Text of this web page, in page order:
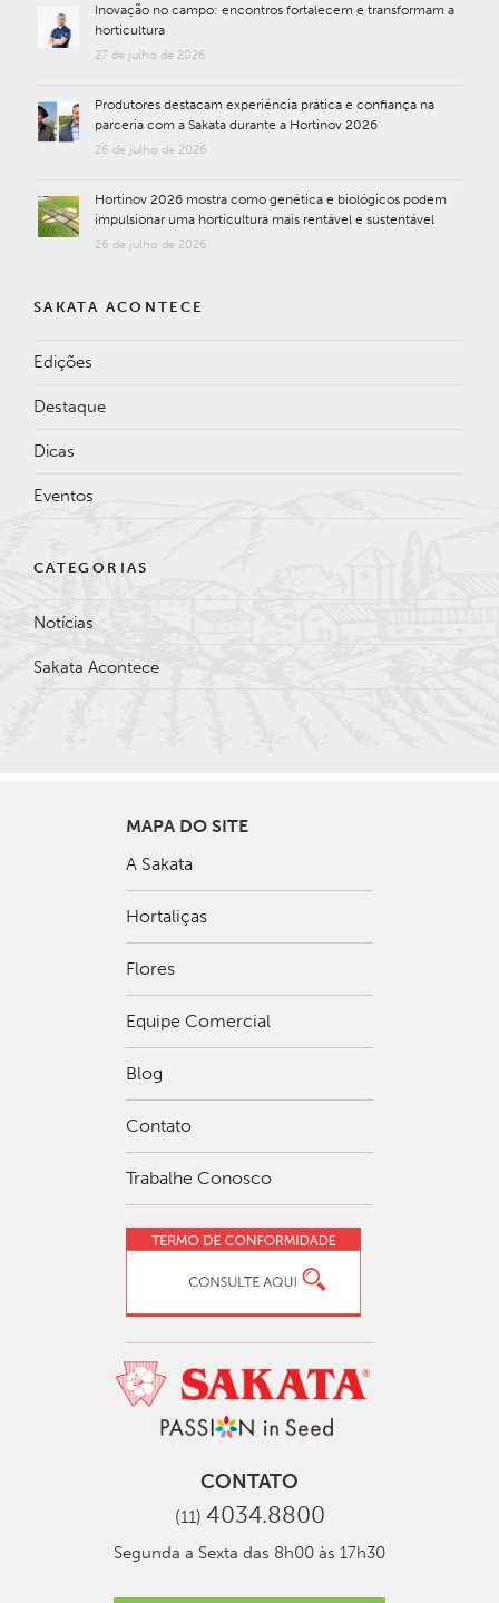
Inovação no campo: encontros fortalecem e transformam a
horticultura
27 de julho de 2026
Produtores destacam experiência prática e confiança na
parceria com a Sakata durante a Hortinov 2026
26 de julho de 2026
Hortinov 2026 mostra como genética e biológicos podem
impulsionar uma horticultura mais rentável e sustentável
26 de julho de 2026
SAKATA ACONTECE
Edições
Destaque
Dicas
Eventos
CATEGORIAS
Notícias
Sakata Acontece
MAPA DO SITE
A Sakata
Hortaliças
Flores
Equipe Comercial
Blog
Contato
Trabalhe Conosco
CONTATO
(11) 4034.8800
Segunda a Sexta das 8h00 às 17h30